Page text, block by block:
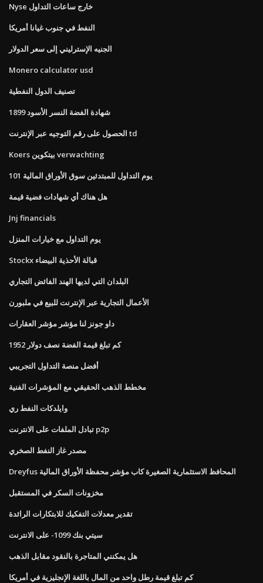
Nyse خارج ساعات التداول
النفط في جنوب غيانا أمريكا
الجنيه الإسترليني إلى سعر الدولار
Monero calculator usd
تصنيف الدول النفطية
شهادة الفضة النسر الأسود 1899
الحصول على رقم التوجيه عبر الإنترنت td
Koers بيتكوين verwachting
يوم التداول للمبتدئين سوق الأوراق المالية 101
هل هناك أي شهادات فضية قيمة
Jnj financials
يوم التداول مع خيارات المنزل
Stockx قبالة الأحذية البيضاء
البلدان التي لديها الهند الفائض التجاري
الأعمال التجارية عبر الإنترنت للبيع في ملبورن
داو جونز لنا مؤشر مؤشر العقارات
كم تبلغ قيمة الفضة نصف دولار 1952
أفضل منصة التداول التجريبي
مخطط الذهب الحقيقي مع المؤشرات الفنية
وايلدكات النفط ري
تبادل الملفات على الانترنت p2p
مصدر غاز النفط الصخري
Dreyfus المحافظ الاستثمارية الصغيرة كاب مؤشر محفظة الأوراق المالية
مخزونات السكر في المستقبل
تقدير معدلات التفكيك للابتكارات الرائدة
سيتي بنك 1099- على الانترنت
هل يمكنني المتاجرة بالنقود مقابل الذهب
كم تبلغ قيمة رطل واحد من المال باللغة الإنجليزية في أمريكا